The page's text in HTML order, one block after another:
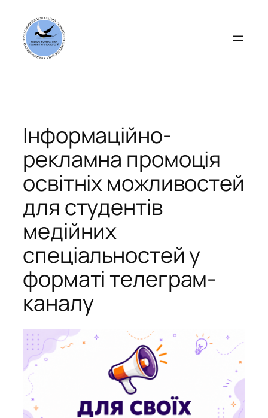
вмісту
Інформаційно-
рекламна промоція
освітніх можливостей
для студентів
медійних
спеціальностей у
форматі телеграм-
каналу